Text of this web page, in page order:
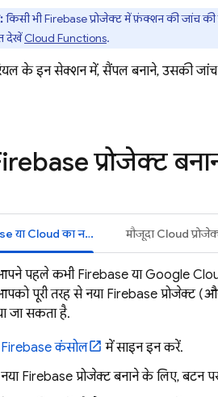
किसी भी Firebase प्रोजेक्ट में फ़ंक्शन की जांच
देखेंCloud Functions.
के इन सेक्शन में, सैंपल बनाने, उसकी जांच
प्रोजेक्ट
Firebase या Cloud का नया उपयोगकर्ता मौजूदा Cloud
पहले कभी Firebase याGoogle
पूरी तरह से नया Firebase प्रोजेक्ट
जा सकता है.
Firebaseकंसोल
में साइन इन करें.
नया Firebase प्रोजेक्ट बनाने के लिए, बटन